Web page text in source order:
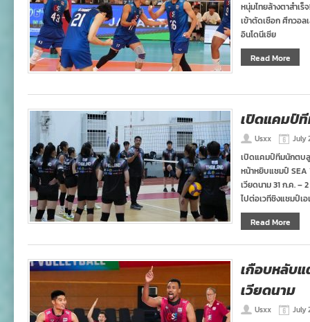
หนุ่มไทยล้างตาสำเ
เข้าตัดเชือก ศึกวอล
อินโดนีเซีย
Read More
เปิดแคมป์
Usxx July
เปิดแคมป์ทีมนักตบลู
หน้าหยิบแชมป์ SEA
เวียดนาม 31 ก.ค. –
ไปต่อเวทีชิงแชมป์เอ
Read More
เกือบหลับแ
เวียดนาม
Usxx July